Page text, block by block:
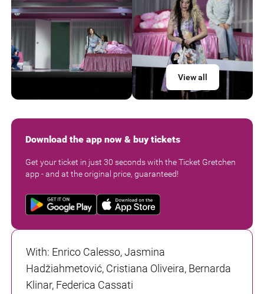
View all
Download the app now & buy tickets
Get your ticket in just 30 seconds with the Ticket Gretchen
app - and at the original price, guaranteed!
With: Enrico Calesso, Jasmina
Hadžiahmetović, Cristiana Oliveira, Bernarda
Klinar, Federica Cassati